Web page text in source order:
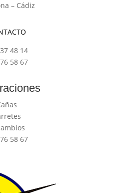
– Cádiz
48 14
58 67
58 67